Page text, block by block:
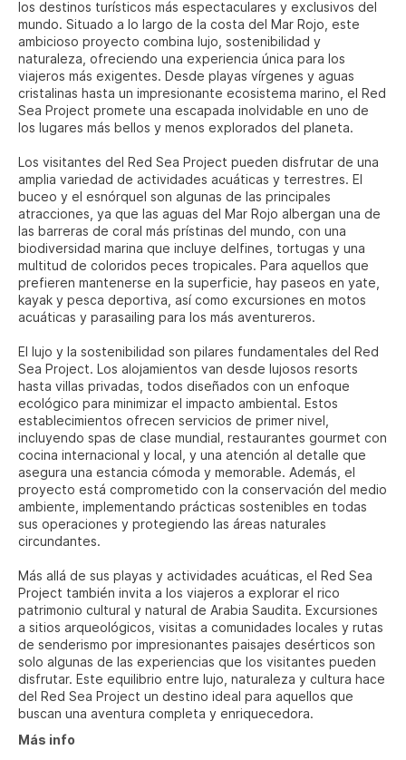
los destinos turísticos más espectaculares y exclusivos del
mundo. Situado a lo largo de la costa del Mar Rojo, este
ambicioso proyecto combina lujo, sostenibilidad y
naturaleza, ofreciendo una experiencia única para los
viajeros más exigentes. Desde playas vírgenes y aguas
cristalinas hasta un impresionante ecosistema marino, el Red
Sea Project promete una escapada inolvidable en uno de
los lugares más bellos y menos explorados del planeta.
Los visitantes del Red Sea Project pueden disfrutar de una
amplia variedad de actividades acuáticas y terrestres. El
buceo y el esnórquel son algunas de las principales
atracciones, ya que las aguas del Mar Rojo albergan una de
las barreras de coral más prístinas del mundo, con una
biodiversidad marina que incluye delfines, tortugas y una
multitud de coloridos peces tropicales. Para aquellos que
prefieren mantenerse en la superficie, hay paseos en yate,
kayak y pesca deportiva, así como excursiones en motos
acuáticas y parasailing para los más aventureros.
El lujo y la sostenibilidad son pilares fundamentales del Red
Sea Project. Los alojamientos van desde lujosos resorts
hasta villas privadas, todos diseñados con un enfoque
ecológico para minimizar el impacto ambiental. Estos
establecimientos ofrecen servicios de primer nivel,
incluyendo spas de clase mundial, restaurantes gourmet con
cocina internacional y local, y una atención al detalle que
asegura una estancia cómoda y memorable. Además, el
proyecto está comprometido con la conservación del medio
ambiente, implementando prácticas sostenibles en todas
sus operaciones y protegiendo las áreas naturales
circundantes.
Más allá de sus playas y actividades acuáticas, el Red Sea
Project también invita a los viajeros a explorar el rico
patrimonio cultural y natural de Arabia Saudita. Excursiones
a sitios arqueológicos, visitas a comunidades locales y rutas
de senderismo por impresionantes paisajes desérticos son
solo algunas de las experiencias que los visitantes pueden
disfrutar. Este equilibrio entre lujo, naturaleza y cultura hace
del Red Sea Project un destino ideal para aquellos que
buscan una aventura completa y enriquecedora.
Más info